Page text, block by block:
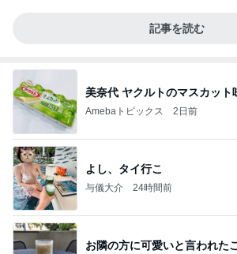
記事を読む
美奈代 ヤクルトのマスカット
Amebaトピックス 2日前
よし、タイ行こ
与儀大介 24時間前
お隣の方に可愛いと言われた